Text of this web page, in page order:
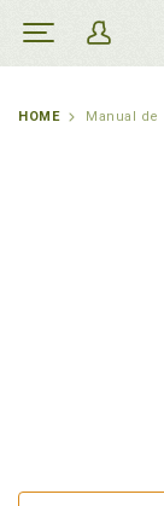
HOME Manual de